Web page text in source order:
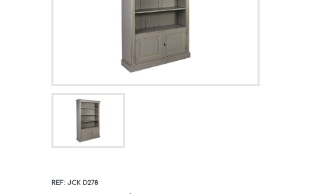
REF: JCK D278